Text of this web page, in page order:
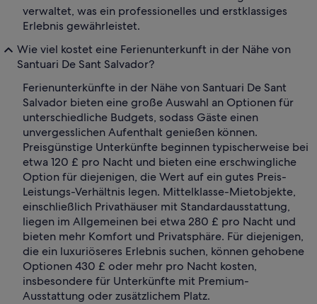
verwaltet, was ein professionelles und erstklassiges
Erlebnis gewährleistet.
Wie viel kostet eine Ferienunterkunft in der Nähe von
Santuari De Sant Salvador?
Ferienunterkünfte in der Nähe von Santuari De Sant
Salvador bieten eine große Auswahl an Optionen für
unterschiedliche Budgets, sodass Gäste einen
unvergesslichen Aufenthalt genießen können.
Preisgünstige Unterkünfte beginnen typischerweise bei
etwa 120 £ pro Nacht und bieten eine erschwingliche
Option für diejenigen, die Wert auf ein gutes Preis-
Leistungs-Verhältnis legen. Mittelklasse-Mietobjekte,
einschließlich Privathäuser mit Standardausstattung,
liegen im Allgemeinen bei etwa 280 £ pro Nacht und
bieten mehr Komfort und Privatsphäre. Für diejenigen,
die ein luxuriöseres Erlebnis suchen, können gehobene
Optionen 430 £ oder mehr pro Nacht kosten,
insbesondere für Unterkünfte mit Premium-
Ausstattung oder zusätzlichem Platz.